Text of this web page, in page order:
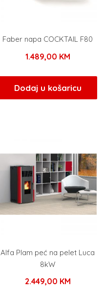
Faber napa COCKTAIL F80
1.489,00 KM
Dodaj u košaricu
Alfa Plam peć na pelet Luca
8kW
2.449,00 KM